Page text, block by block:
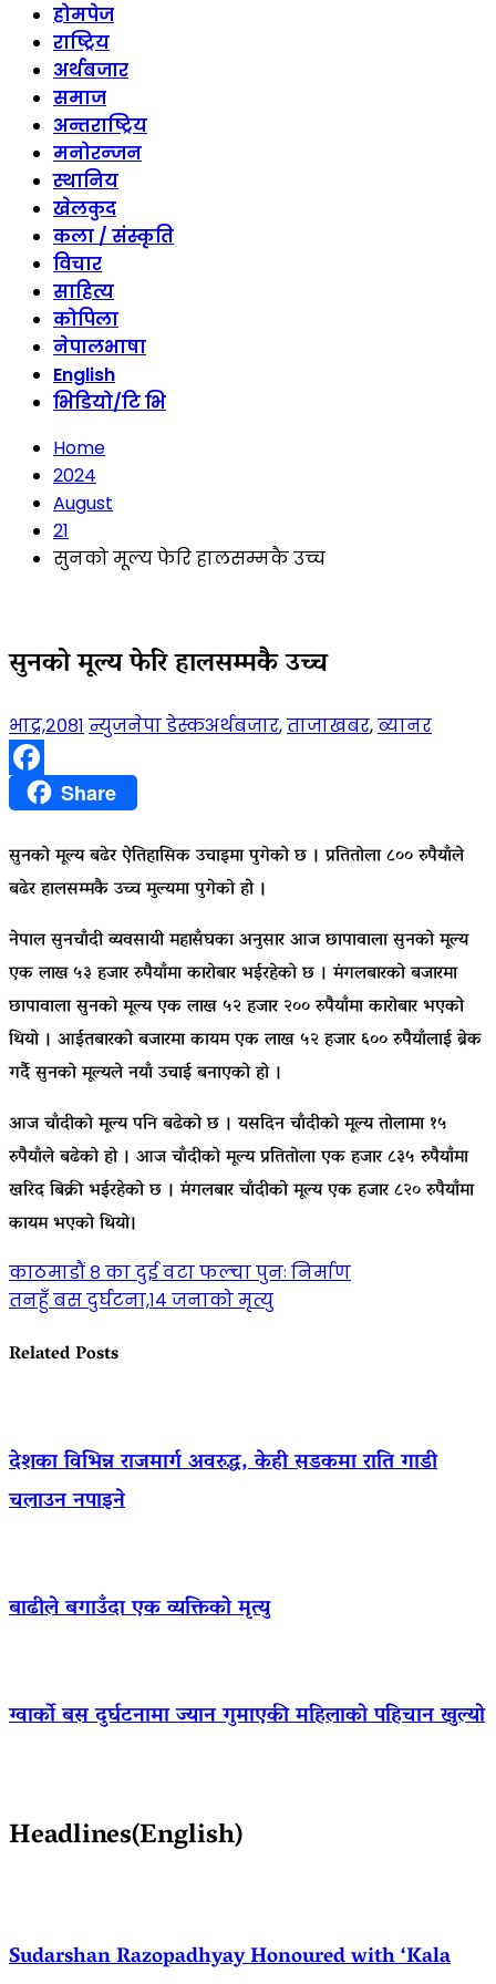
होमपेज
राष्ट्रिय
अर्थबजार
समाज
अन्तराष्ट्रिय
मनोरन्जन
स्थानिय
खेलकुद
कला / संस्कृति
विचार
साहित्य
कोपिला
नेपालभाषा
English
भिडियो/टि भि
Home
2024
August
21
सुनको मूल्य फेरि हालसम्मकै उच्च
सुनको मूल्य फेरि हालसम्मकै उच्च
भाद्र,२०८१ न्युजनेपा डेस्कअर्थबजार,ताजाखबर,ब्यानर
FacebookShare
सुनको मूल्य बढेर ऐतिहासिक उचाइमा पुगेको छ । प्रतितोला ८०० रुपैयाँले
बढेर हालसम्मकै उच्च मुल्यमा पुगेकाे हो ।
नेपाल सुनचाँदी व्यवसायी महासँघका अनुसार आज छापावाला सुनको मूल्य
एक लाख ५३ हजार रुपैयाँमा कारोबार भईरहेको छ । मंगलबारको बजारमा
छापावाला सुनको मूल्य एक लाख ५२ हजार २०० रुपैयाँमा कारोबार भएको
थियो । आईतबारको बजारमा कायम एक लाख ५२ हजार ६०० रुपैयाँलाई ब्रेक
गर्दै सुनको मूल्यले नयाँ उचाई बनाएको हो ।
आज चाँदीको मूल्य पनि बढेको छ । यसदिन चाँदीको मूल्य तोलामा १५
रुपैयाँले बढेको हो । आज चाँदीको मूल्य प्रतितोला एक हजार ८३५ रुपैयाँमा
खरिद बिक्री भईरहेको छ । मंगलबार चाँदीको मूल्य एक हजार ८२० रुपैयाँमा
कायम भएको थियो।
Post
navigation
काठमाडौं ८ का दुई वटा फल्चा पुनः निर्माण
तनहुँ बस दुर्घटना,१४ जनाको मृत्यु
Related Posts
देशका विभिन्न राजमार्ग अवरुद्ध, केही सडकमा राति गाडी
चलाउन नपाइने
बाढीले बगाउँदा एक व्यक्तिको मृत्यु
ग्वार्को बस दुर्घटनामा ज्यान गुमाएकी महिलाको पहिचान खुल्यो
Headlines(English)
Sudarshan Razopadhyay Honoured with ‘Kala